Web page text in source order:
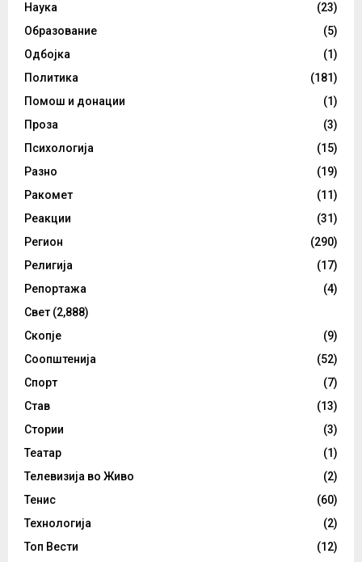
Наука
(23)
Образование
(5)
Одбојка
(1)
Политика
(181)
Помош и донации
(1)
Проза
(3)
Психологија
(15)
Разно
(19)
Ракомет
(11)
Реакции
(31)
Регион
(290)
Религија
(17)
Репортажа
(4)
Свет (2,888)
Скопје
(9)
Соопштенија
(52)
Спорт
(7)
Став
(13)
Стории
(3)
Театар
(1)
Телевизија во Живо
(2)
Тенис
(60)
Технологија
(2)
Топ Вести
(12)